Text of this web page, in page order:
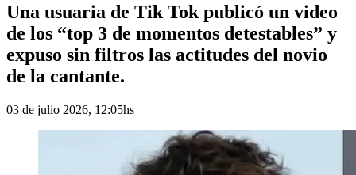
Una usuaria de Tik Tok publicó un video
de los “top 3 de momentos detestables” y
expuso sin filtros las actitudes del novio
de la cantante.
03 de julio 2026, 12:05hs